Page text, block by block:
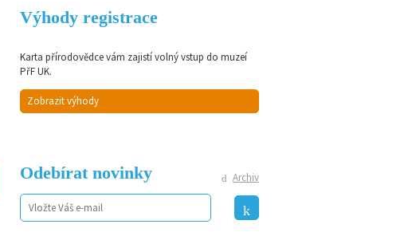
Výhody registrace
Karta přírodovědce vám zajistí volný vstup do muzeí
PřF UK.
Zobrazit výhody
Archiv
Odebírat novinky